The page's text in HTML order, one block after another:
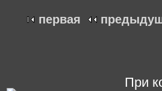
первая
При